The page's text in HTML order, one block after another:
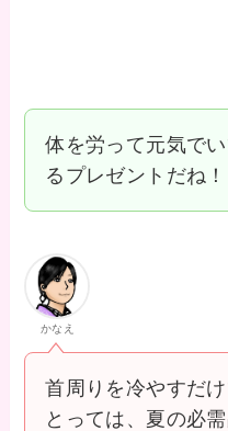
体を労って元気で
るプレゼントだね！
かなえ
首周りを冷やすだ
とっては、夏の必需